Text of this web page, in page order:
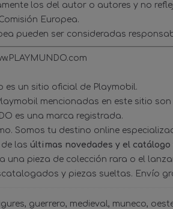
los del autor o autores y no
Europea.
pueden ser consideradas
es un sitio oficial de Playmobil.
mencionadas en este sitio
es una marca registrada.
Somos tu destino online
las últimas novedades y el
pieza de colección rara o el
y piezas sueltas. Envío
guerrero medieval muneco